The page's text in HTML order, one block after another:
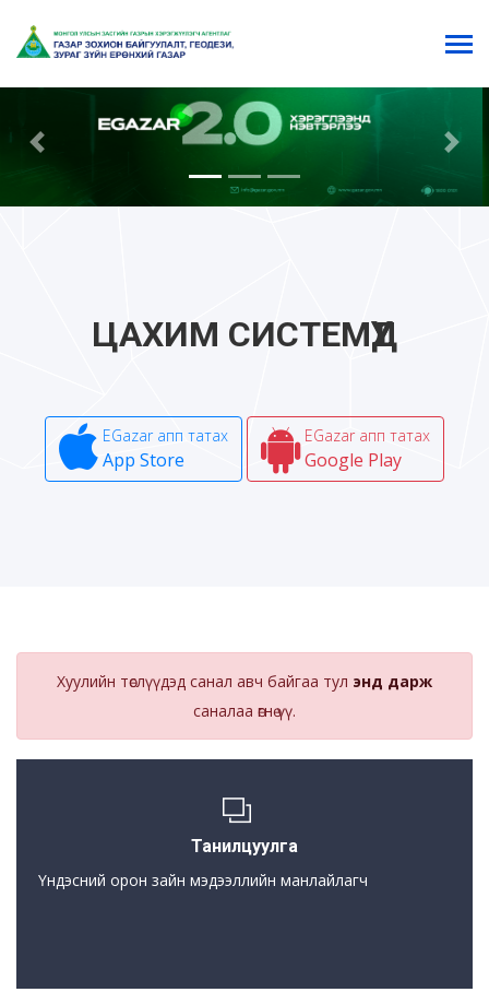
Previous Next
ЦАХИМ СИСТЕМҮҮД
EGazar апп татах
App Store
EGazar апп татах
Google Play
Хуулийн төслүүдэд санал авч байгаа тул энд дарж
саналаа өгнө үү.
Танилцуулга
Үндэсний орон зайн мэдээллийн манлайлагч